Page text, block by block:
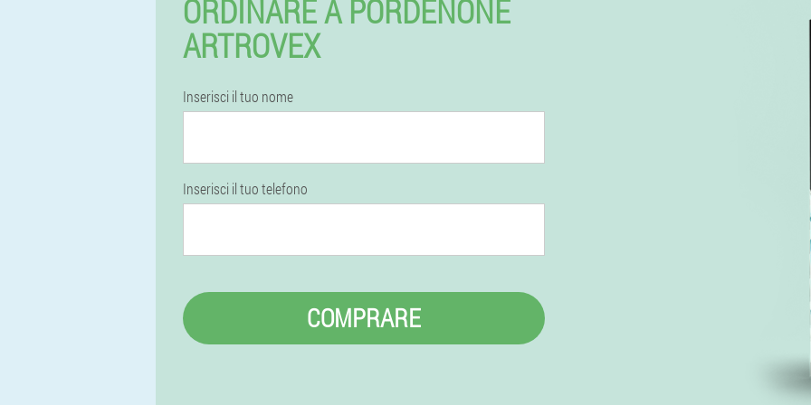
ORDINARE A PORDENONE
ARTROVEX
Inserisci il tuo nome
Inserisci il tuo telefono
COMPRARE